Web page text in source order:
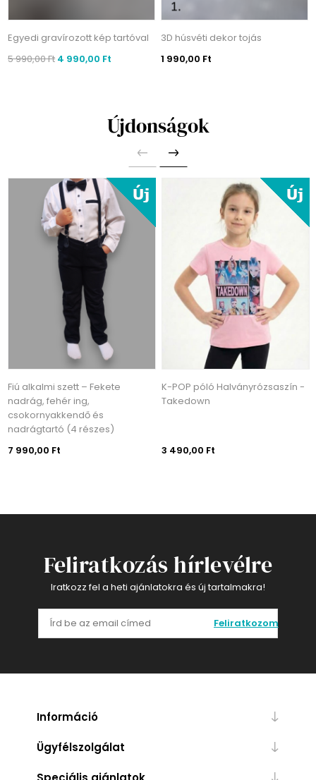
Egyedi gravírozott kép tartóval
5 990,00 Ft 4 990,00 Ft
3D húsvéti dekor tojás
1 990,00 Ft
Újdonságok
Fiú alkalmi szett – Fekete
nadrág, fehér ing,
csokornyakkendő és
nadrágtartó (4 részes)
7 990,00 Ft
K-POP póló Halványrózsaszín -
Takedown
3 490,00 Ft
Feliratkozás hírlevélre
Iratkozz fel a heti ajánlatokra és új tartalmakra!
Feliratkozom
Információ
Ügyfélszolgálat